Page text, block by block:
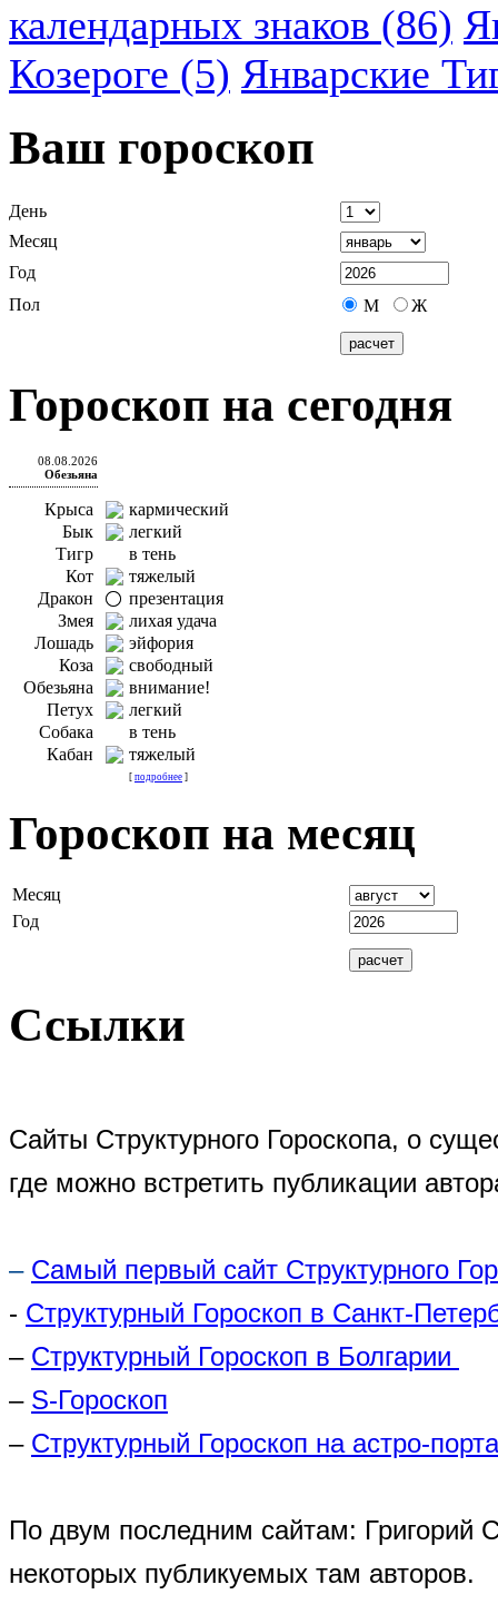
календарных знаков (86)
Козероге (5) Январские
Ваш гороскоп
День
Месяц
Год
Пол
М Ж
Гороскоп на сегодня
08.08.2026
Обезьяна
Крыса
кармический
Бык
легкий
Тигр
в тень
Кот
тяжелый
Дракон
презентация
Змея
лихая удача
Лошадь
эйфория
Коза
свободный
Обезьяна
внимание!
Петух
легкий
Собака
в тень
Кабан
тяжелый
[ подробнее ]
Гороскоп на месяц
Месяц
Год
Ссылки
Сайты Структурного Гороскопа, о
где можно встретить публикации
– Самый первый сайт Структурного
- Структурный Гороскоп в Санкт-
– Структурный Гороскоп в Болгарии
– S-Гороскоп
– Структурный Гороскоп на астро-
По двум последним сайтам: Григорий
некоторых публикуемых там авторов.